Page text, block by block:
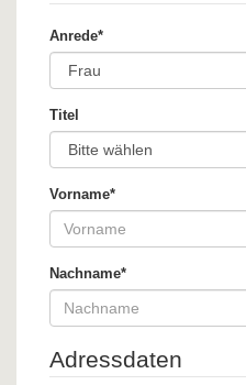
Anrede*
Titel
Vorname*
Nachname*
Adressdaten